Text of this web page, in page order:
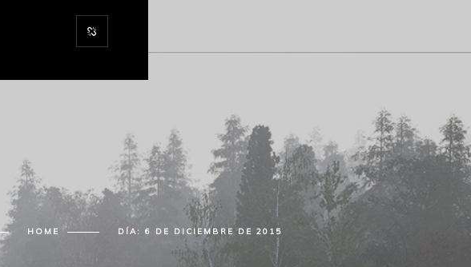
HOME DÍA: 6 DE DICIEMBRE DE 2015